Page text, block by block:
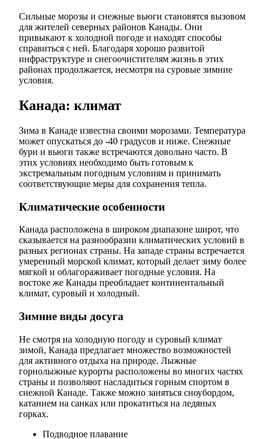
Сильные морозы и снежные вьюги становятся вызовом
для жителей северных районов Канады. Они
привыкают к холодной погоде и находят способы
справиться с ней. Благодаря хорошо развитой
инфраструктуре и снегоочистителям жизнь в этих
районах продолжается, несмотря на суровые зимние
условия.
Канада: климат
Зима в Канаде известна своими морозами. Температура
может опускаться до -40 градусов и ниже. Снежные
бури и вьюги также встречаются довольно часто. В
этих условиях необходимо быть готовым к
экстремальным погодным условиям и принимать
соответствующие меры для сохранения тепла.
Климатические особенности
Канада расположена в широком диапазоне широт, что
сказывается на разнообразии климатических условий в
разных регионах страны. На западе страны встречается
умеренный морской климат, который делает зиму более
мягкой и облагораживает погодные условия. На
востоке же Канады преобладает континентальный
климат, суровый и холодный.
Зимние виды досуга
Не смотря на холодную погоду и суровый климат
зимой, Канада предлагает множество возможностей
для активного отдыха на природе. Лыжные
горнолыжные курорты расположены во многих частях
страны и позволяют насладиться горным спортом в
снежной Канаде. Также можно заняться сноубордом,
катанием на санках или прокатиться на ледяных
горках.
Подводное плавание